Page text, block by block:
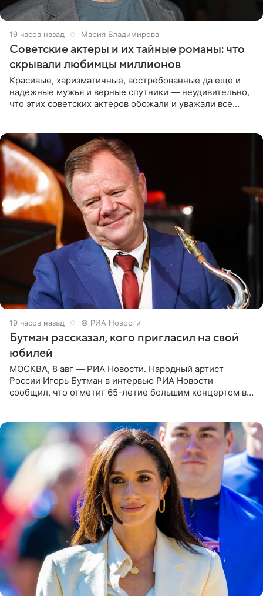
19 часов назад Мария Владимирова
Советские актеры и их тайные романы: что
скрывали любимцы миллионов
Красивые, харизматичные, востребованные да еще и
надежные мужья и верные спутники — неудивительно,
что этих советских актеров обожали и уважали все
19 часов назад © РИА Новости
Бутман рассказал, кого пригласил на свой
юбилей
МОСКВА, 8 авг — РИА Новости. Народный артист
России Игорь Бутман в интервью РИА Новости
сообщил, что отметит 65-летие большим концертом в